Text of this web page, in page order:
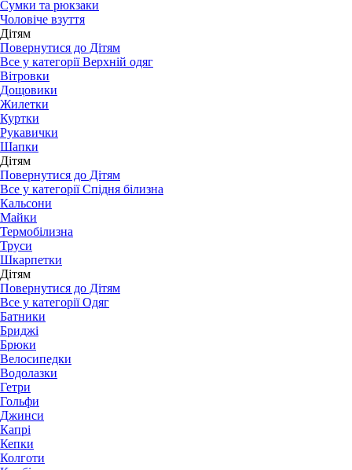
Сумки та рюкзаки
Чоловіче взуття
Дітям
Повернутися до Дітям
Все у категорії Верхній одяг
Вітровки
Дощовики
Жилетки
Куртки
Рукавички
Шапки
Дітям
Повернутися до Дітям
Все у категорії Спідня білизна
Кальсони
Майки
Термобілизна
Труси
Шкарпетки
Дітям
Повернутися до Дітям
Все у категорії Одяг
Батники
Бриджі
Брюки
Велосипедки
Водолазки
Гетри
Гольфи
Джинси
Капрі
Кепки
Колготи